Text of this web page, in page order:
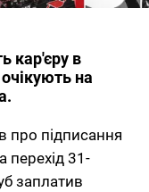
кар'єру в
очікують на
про підписання
перехід 31-
заплатив